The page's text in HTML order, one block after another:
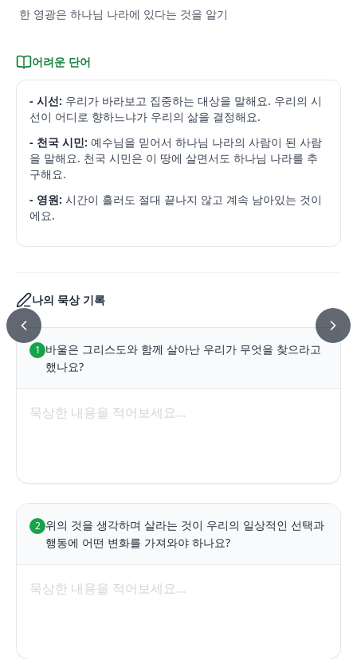
한 영광은 하나님 나라에 있다는 것을 알기
어려운 단어
- 시선: 우리가 바라보고 집중하는 대상을 말해요. 우리의 시
선이 어디로 향하느냐가 우리의 삶을 결정해요.
- 천국 시민: 예수님을 믿어서 하나님 나라의 사람이 된 사람
을 말해요. 천국 시민은 이 땅에 살면서도 하나님 나라를 추
구해요.
- 영원: 시간이 흘러도 절대 끝나지 않고 계속 남아있는 것이
에요.
나의 묵상 기록
1 바울은 그리스도와 함께 살아난 우리가 무엇을 찾으라고
했나요?
2 위의 것을 생각하며 살라는 것이 우리의 일상적인 선택과
행동에 어떤 변화를 가져와야 하나요?